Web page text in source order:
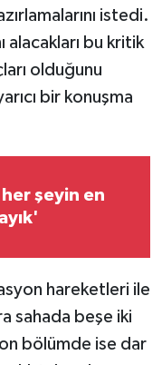
istedi.
alacakları bu kritik
olduğunu
bir konuşma
şeyin en
hareketleri ile
sahada beşe iki
bölümde ise dar